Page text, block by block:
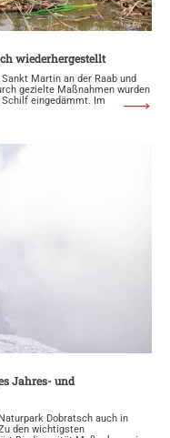
wiederhergestellt
Martin an der Raab und
gezielte Maßnahmen wurden
eingedämmt. Im
Jahres- und
Dobratsch auch in
den wichtigsten